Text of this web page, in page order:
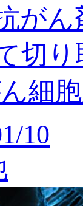
が
切
細
10